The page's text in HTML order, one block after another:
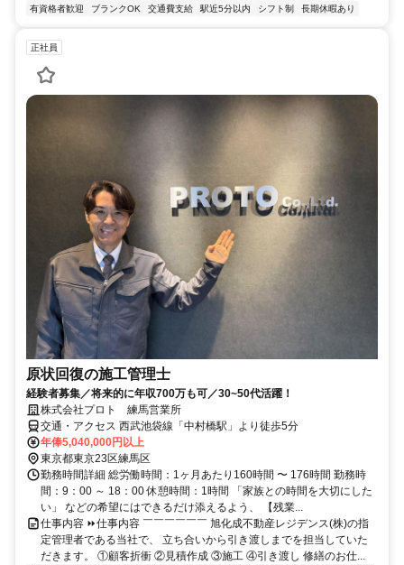
有資格者歓迎
ブランクOK 交通費支給 駅近5分以内 シフト制 長期休暇あり
正社員
原状回復の施工管理士
経験者募集／将来的に年収700万も可／30~50代活躍！
株式会社プロト 練馬営業所
交通・アクセス 西武池袋線「中村橋駅」より徒歩5分
年俸5,040,000円以上
東京都東京23区練馬区
勤務時間詳細 総労働時間：1ヶ月あたり160時間 〜 176時間 勤務時
間：9：00 ～ 18：00 休憩時間：1時間 「家族との時間を大切にした
い」 などの希望にはできるだけ添えるよう、 【残業...
仕事内容 ⏩仕事内容 ￣￣￣￣￣￣ 旭化成不動産レジデンス(株)の指
定管理者である当社で、 立ち合いから引き渡しまでを担当していた
だきます。 ①顧客折衝 ②見積作成 ③施工 ④引き渡し 修繕のお仕...